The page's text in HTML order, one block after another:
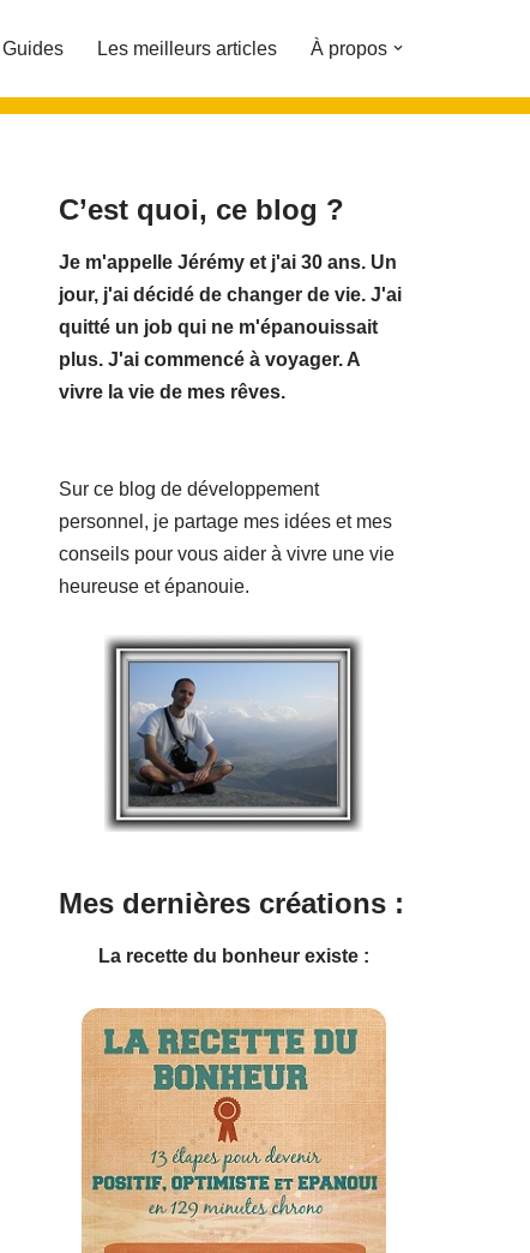
Guides Les meilleurs articles À propos
C’est quoi, ce blog ?
Je m'appelle Jérémy et j'ai 30 ans. Un
jour, j'ai décidé de changer de vie. J'ai
quitté un job qui ne m'épanouissait
plus. J'ai commencé à voyager. A
vivre la vie de mes rêves.
Sur ce blog de développement
personnel, je partage mes idées et mes
conseils pour vous aider à vivre une vie
heureuse et épanouie.
Mes dernières créations :
La recette du bonheur existe :